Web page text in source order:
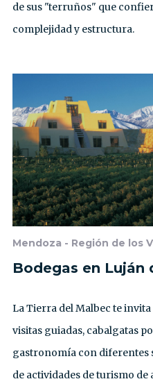
de sus "terruños" que
complejidad y estructura.
Mendoza - Región de los
Bodegas en Luján
La Tierra del Malbec te
visitas guiadas, cabalgatas
gastronomía con diferentes
de actividades de turismo de